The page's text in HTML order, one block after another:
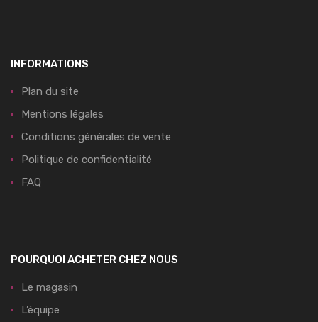
INFORMATIONS
Plan du site
Mentions légales
Conditions générales de vente
Politique de confidentialité
FAQ
POURQUOI ACHETER CHEZ NOUS
Le magasin
L’équipe